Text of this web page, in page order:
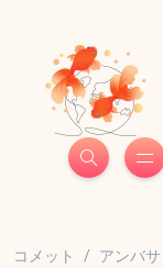
コメット
アンバ